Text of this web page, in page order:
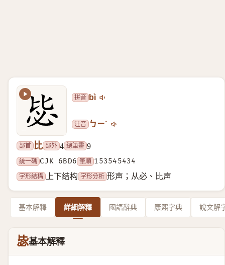
拼音 bì
注音 ㄅㄧˋ
部首 比 部外 4 總筆畫 9
統一碼 CJK 6BD6 筆順 153545434
字形結構
上下结构 字形分析 形声；从必、比声
基本解釋 詳細解釋 國語辭典 康熙字典 說文解
毖基本解釋